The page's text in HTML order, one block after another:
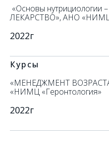
«Основы
ЛЕКАРСТВО», АНО «НИМЦ
2022г
Курсы
«МЕНЕДЖМЕНТ
«НИМЦ «Геронтология»
2022г